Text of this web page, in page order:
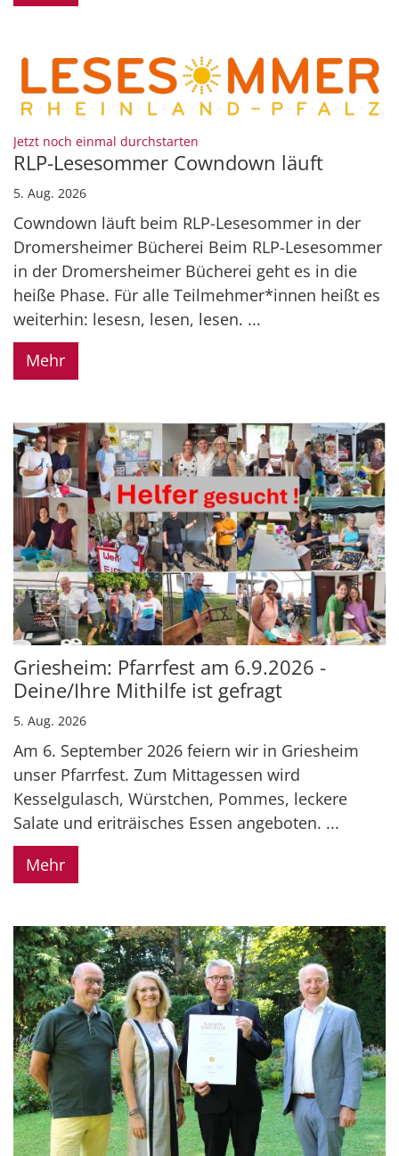
Jetzt noch einmal durchstarten
RLP-Lesesommer Cowndown läuft
5. Aug. 2026
Cowndown läuft beim RLP-Lesesommer in der
Dromersheimer Bücherei Beim RLP-Lesesommer
in der Dromersheimer Bücherei geht es in die
heiße Phase. Für alle Teilmehmer*innen heißt es
weiterhin: lesesn, lesen, lesen. ...
Mehr
Griesheim: Pfarrfest am 6.9.2026 -
Deine/Ihre Mithilfe ist gefragt
5. Aug. 2026
Am 6. September 2026 feiern wir in Griesheim
unser Pfarrfest. Zum Mittagessen wird
Kesselgulasch, Würstchen, Pommes, leckere
Salate und eriträisches Essen angeboten. ...
Mehr